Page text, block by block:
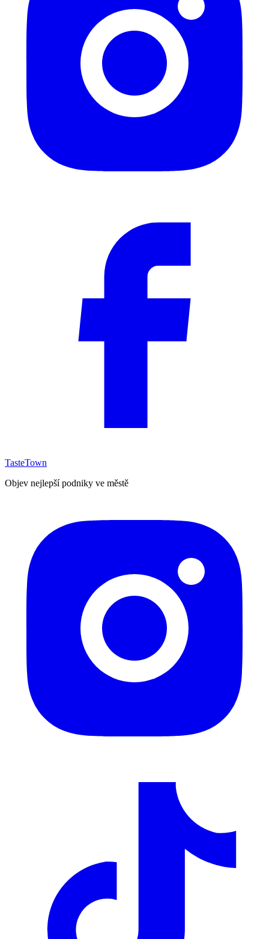
TasteTown
Objev nejlepší podniky ve městě